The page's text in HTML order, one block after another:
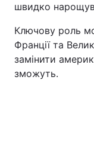
швидко
Ключову роль
Франції та
замінити
зможуть.